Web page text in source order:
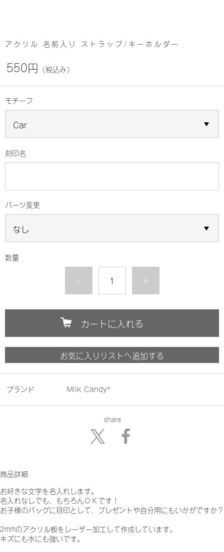
アクリル 名前入り ストラップ/キーホルダー
550円 （税込み）
モチーフ
刻印名
パーツ変更
数量
- +
カートに入れる
お気に入りリストへ追加する
ブランド Milk Candy*
share
商品詳細
お好きな文字を名入れします。
名入れなしでも、もちろんＯＫです！
お子様のバッグに目印として、プレゼントや自分用にもいかがですか？
2mmのアクリル板をレーザー加工して作成しています。
キズにも水にも強いです。